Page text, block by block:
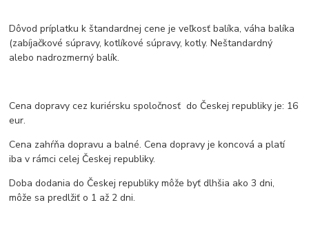
Dôvod príplatku k štandardnej cene je veľkosť balíka, váha balíka
(zabíjačkové súpravy, kotlíkové súpravy, kotly. Neštandardný
alebo nadrozmerný balík.
Cena dopravy cez kuriérsku spoločnosť do Českej republiky je: 16
eur.
Cena zahŕňa dopravu a balné. Cena dopravy je koncová a platí
iba v rámci celej Českej republiky.
Doba dodania do Českej republiky môže byť dlhšia ako 3 dni,
môže sa predlžiť o 1 až 2 dni.